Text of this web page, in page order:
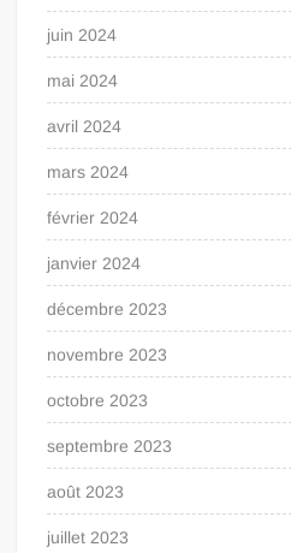
juin 2024
mai 2024
avril 2024
mars 2024
février 2024
janvier 2024
décembre 2023
novembre 2023
octobre 2023
septembre 2023
août 2023
juillet 2023